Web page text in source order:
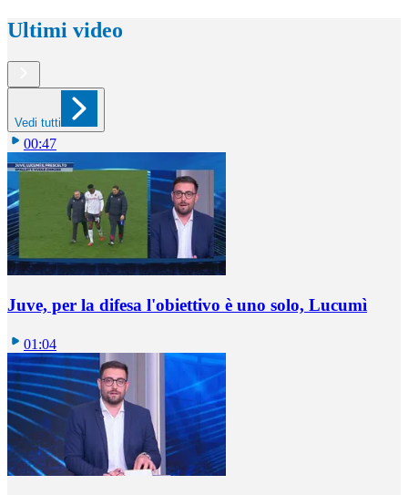
Ultimi video
Vedi tutti
00:47
Juve, per la difesa l'obiettivo è uno solo, Lucumì
01:04